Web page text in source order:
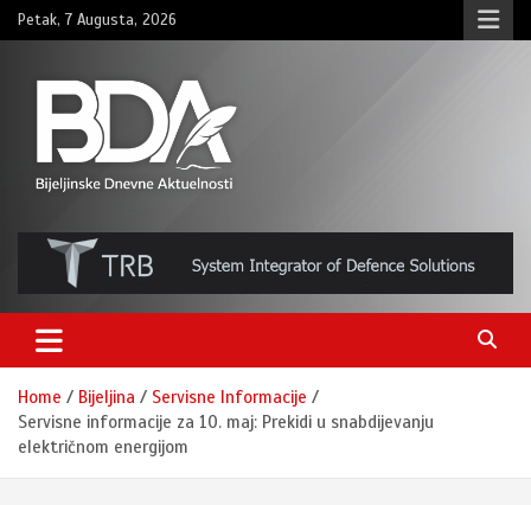
Skip
to
Petak, 7 Augusta, 2026
BNDAN.com
Home Bijeljina
Servisne Informacije
Servisne informacije za 10. maj: Prekidi u snabdijevanju
električnom energijom